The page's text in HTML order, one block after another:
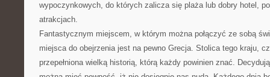
wypoczynkowych, do których zalicza się plaża lub dobry hotel,
atrakcjach.
Fantastycznym miejscem, w którym można połączyć ze sobą
miejsca do obejrzenia jest na pewno Grecja. Stolica tego kraju,
przepełniona wielką historią, którą każdy powinien znać.